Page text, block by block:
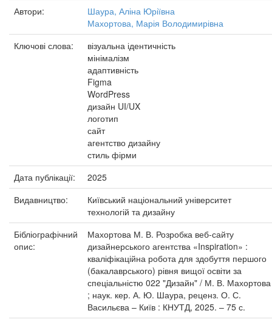
Автори:
Шаура, Аліна Юріївна
Махортова, Марія Володимирівна
Ключові слова:
візуальна ідентичність
мінімалізм
адаптивність
Figma
WordPress
дизайн UI/UX
логотип
сайт
агентство дизайну
стиль фірми
Дата публікації:
2025
Видавництво:
Київський національний університет
технологій та дизайну
Бібліографічний
опис:
Махортова М. В. Розробка веб-сайту
дизайнерського агентства «Inspiration» :
кваліфікаційна робота для здобуття першого
(бакалаврського) рівня вищої освіти за
спеціальністю 022 "Дизайн" / М. В. Махортова
; наук. кер. А. Ю. Шаура, реценз. О. С.
Васильєва – Київ : КНУТД, 2025. – 75 с.